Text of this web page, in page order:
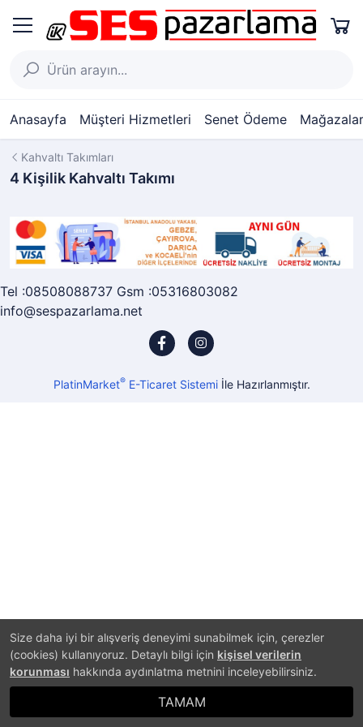
Anasayfa Müşteri Hizmetleri Senet Ödeme
Size daha iyi bir alışveriş deneyimi sunabilmek için, çerezler
(cookies) kullanıyoruz. Detaylı bilgi için kişisel verilerin
korunması hakkında aydınlatma metnini inceleyebilirsiniz.
TAMAM
Kahvaltı Takımları
4 Kişilik Kahvaltı Takımı
Tel :08508088737 Gsm :05316803082
info@sespazarlama.net
PlatinMarket®E-Ticaret Sistemiİle Hazırlanmıştır.